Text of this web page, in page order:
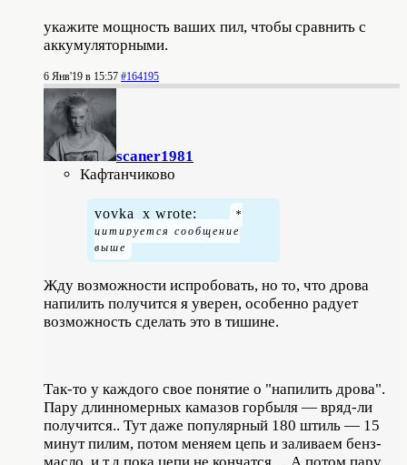
укажите мощность ваших пил, чтобы сравнить с
аккумуляторными.
6 Янв'19 в 15:57 #164195
scaner1981
Кафтанчиково
vovka_x wrote:
Жду возможности испробовать, но то, что дрова
напилить получится я уверен, особенно радует
возможность сделать это в тишине.
Tак-то у каждого свое понятие о "напилить дрова".
Пару длинномерных камазов горбыля — вряд-ли
получится.. Тут даже популярный 180 штиль — 15
минут пилим, потом меняем цепь и заливаем бенз-
масло, и т.д пока цепи не кончатся… А потом пару